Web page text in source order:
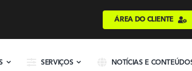
ÁREA DO CLIENTE
SERVIÇOS NOTÍCIAS E